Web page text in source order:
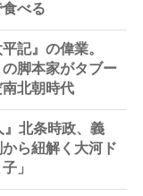
べる
記』の偉業。
の脚本家がタブー
北朝時代
』北条時政、義
ら紐解く大河ド
」